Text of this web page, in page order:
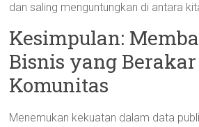
dan saling menguntungkan di antara
Kesimpulan:
Bisnis yang
Komunitas
Menemukan kekuatan dalam data